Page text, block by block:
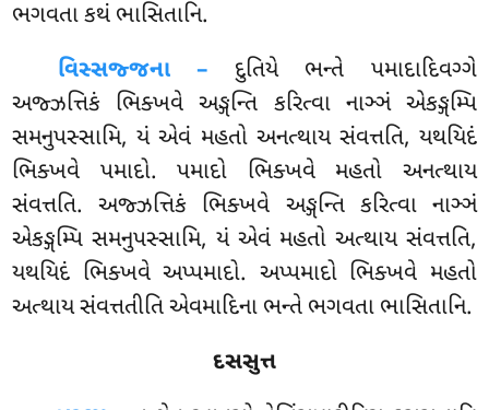
ભગવતા કથં ભાસિતાનિ.
વિસ્સજ્જના – દુતિયે ભન્તે પમાદાદિવગ્ગે
અજ્ઝત્તિકં ભિક્ખવે અઙ્ગન્તિ કરિત્વા નાઞ્ઞં એકઙ્ગમ્પિ
સમનુપસ્સામિ, યં એવં મહતો અનત્થાય સંવત્તતિ, યથયિદં
ભિક્ખવે પમાદો. પમાદો ભિક્ખવે મહતો અનત્થાય
સંવત્તતિ. અજ્ઝત્તિકં ભિક્ખવે અઙ્ગન્તિ કરિત્વા નાઞ્ઞં
એકઙ્ગમ્પિ સમનુપસ્સામિ, યં એવં મહતો અત્થાય સંવત્તતિ,
યથયિદં ભિક્ખવે અપ્પમાદો. અપ્પમાદો ભિક્ખવે મહતો
અત્થાય સંવત્તતીતિ એવમાદિના ભન્તે ભગવતા ભાસિતાનિ.
દસસુત્ત